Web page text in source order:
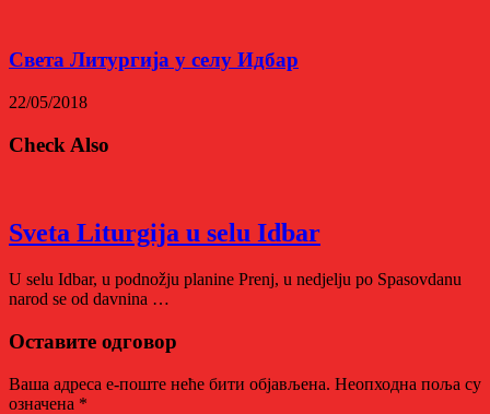
Света Литургија у селу Идбар
22/05/2018
Check Also
Sveta Liturgija u selu Idbar
U selu Idbar, u podnožju planine Prenj, u nedjelju po Spasovdanu
narod se od davnina …
Оставите одговор
Ваша адреса е-поште неће бити објављена. Неопходна поља су
означена *